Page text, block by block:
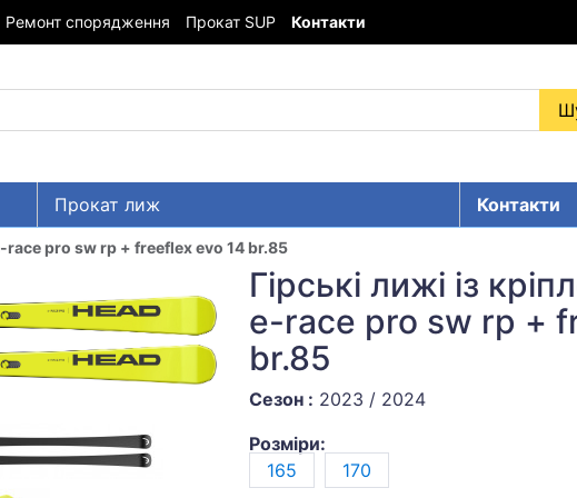
Ремонт спорядження Прокат SUP Контакти
Прокат лиж
Контакти
race pro sw rp + freeflex evo 14 br.85
Гірські лижі із
e-race pro sw rp +
br.85
Сезон : 2023 / 2024
Розміри:
165
170